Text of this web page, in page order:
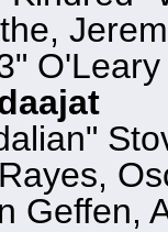
O'Leary
Geffen,